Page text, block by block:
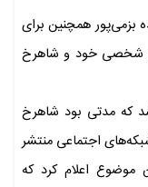
بزمی‌پور همچنین برای
شخصی خود و شاهرخ
که مدتی بود شاهرخ
اجتماعی منتشر
موضوع اعلام کرد که